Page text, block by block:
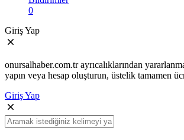
0
Giriş Yap
onursalhaber.com.tr ayrıcalıklarından
yapın veya hesap oluşturun, üstelik tamamen
Giriş Yap